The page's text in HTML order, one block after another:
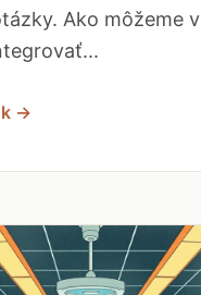
Ako môžeme v
→